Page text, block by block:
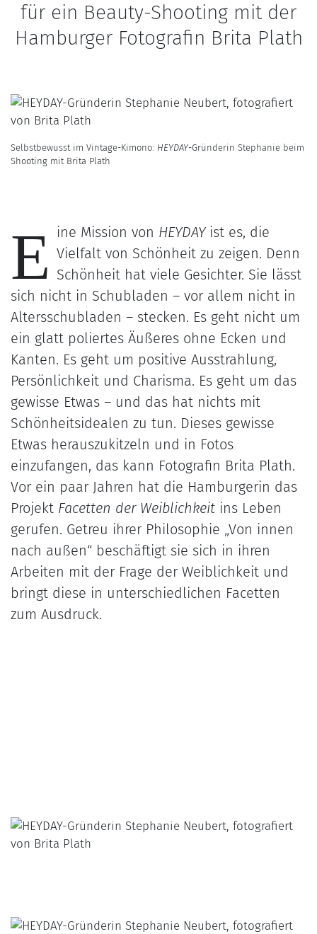
für ein Beauty-Shooting mit der
Hamburger Fotografin Brita Plath
Selbstbewusst im Vintage-Kimono: HEYDAY-Gründerin Stephanie beim
Shooting mit Brita Plath
E ine Mission von HEYDAYist es, die
Vielfalt von Schönheit zu zeigen. Denn
Schönheit hat viele Gesichter. Sie lässt
sich nicht in Schubladen – vor allem nicht in
Altersschubladen – stecken. Es geht nicht um
ein glatt poliertes Äußeres ohne Ecken und
Kanten. Es geht um positive Ausstrahlung,
Persönlichkeit und Charisma. Es geht um das
gewisse Etwas – und das hat nichts mit
Schönheitsidealen zu tun. Dieses gewisse
Etwas herauszukitzeln und in Fotos
einzufangen, das kann Fotografin Brita Plath.
Vor ein paar Jahren hat die Hamburgerin das
Projekt Facetten der Weiblichkeit ins Leben
gerufen. Getreu ihrer Philosophie „Von innen
nach außen“ beschäftigt sie sich in ihren
Arbeiten mit der Frage der Weiblichkeit und
bringt diese in unterschiedlichen Facetten
zum Ausdruck.